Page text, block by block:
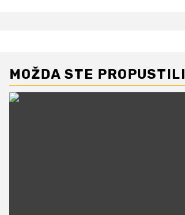
MOŽDA STE PROPUSTILI